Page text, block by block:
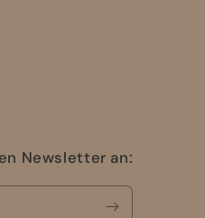
Newsletter an: